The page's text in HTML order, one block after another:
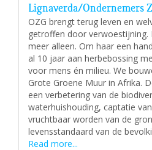
Lignaverda/Ondernemers
OZG brengt terug leven en
getroffen door
meer alleen. Om haar een
al 10 jaar aan herbebossing
voor mens én milieu. We
Grote Groene Muur in Afrika.
een verbetering van de
waterhuishouding, captatie
vruchtbaar worden van de
levensstandaard van de
Read more...